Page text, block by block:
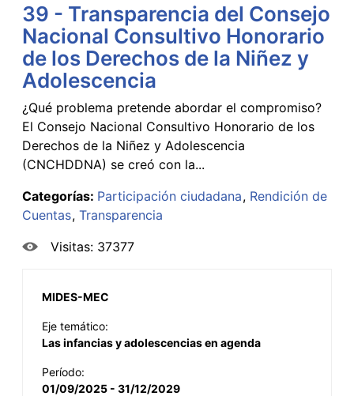
39 - Transparencia del Consejo
Nacional Consultivo Honorario
de los Derechos de la Niñez y
Adolescencia
¿Qué problema pretende abordar el compromiso?
El Consejo Nacional Consultivo Honorario de los
Derechos de la Niñez y Adolescencia
(CNCHDDNA) se creó con la...
Categorías: Participación ciudadana Rendición de
Cuentas Transparencia
Visitas: 37377
MIDES-MEC
Eje temático:
Las infancias y adolescencias en agenda
Período:
01/09/2025 - 31/12/2029